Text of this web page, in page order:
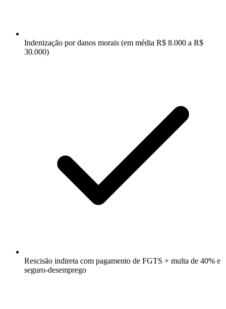
Indenização por danos morais (em média R$ 8.000 a R$
30.000)
Rescisão indireta com pagamento de FGTS + multa de 40% e
seguro-desemprego